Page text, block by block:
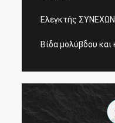
Ελεγκτής
Βίδα μολύβδου και